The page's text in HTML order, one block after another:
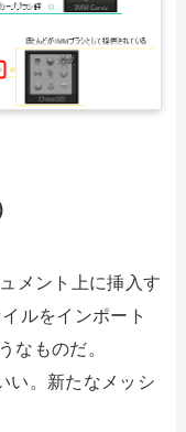
メント上に挿入す
ルをインポート
なものだ。
い。新たなメッシ